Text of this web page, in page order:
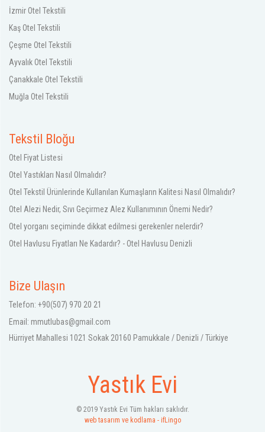
İzmir Otel Tekstili
Kaş Otel Tekstili
Çeşme Otel Tekstili
Ayvalık Otel Tekstili
Çanakkale Otel Tekstili
Muğla Otel Tekstili
Tekstil Bloğu
Otel Fiyat Listesi
Otel Yastıkları Nasıl Olmalıdır?
Otel Tekstil Ürünlerinde Kullanılan Kumaşların Kalitesi Nasıl Olmalıdır?
Otel Alezi Nedir, Sıvı Geçirmez Alez Kullanımının Önemi Nedir?
Otel yorganı seçiminde dikkat edilmesi gerekenler nelerdir?
Otel Havlusu Fiyatları Ne Kadardır? - Otel Havlusu Denizli
Bize Ulaşın
Telefon: +90(507) 970 20 21
Email: mmutlubas@gmail.com
Hürriyet Mahallesi 1021 Sokak 20160 Pamukkale / Denizli / Türkiye
Yastık Evi
© 2019 Yastık Evi Tüm hakları saklıdır.
web tasarım ve kodlama - ifLingo